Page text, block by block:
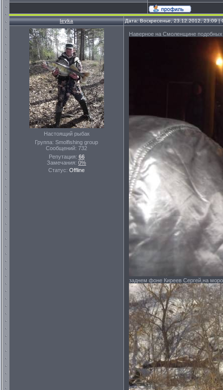
leyka Дата: Воскресенье, 23.12.2012, 23:09
Настоящий рыбак
Группа: Smolfishing group
Сообщений: 732
Репутация: 66
Замечания: 0%
Статус: Offline
Наверное на Смоленщине
заднем фоне Киреев Сергей,на